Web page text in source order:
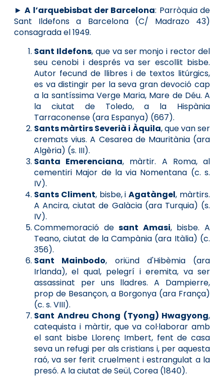
►A l’arquebisbat der Barcelona: Parròquia de
Sant Ildefons a Barcelona (C/ Madrazo 43)
consagrada el 1949.
Sant Ildefons, que va ser monjo i rector del
seu cenobi i després va ser escollit bisbe.
Autor fecund de llibres i de textos litúrgics,
es va distingir per la seva gran devoció cap
a la santíssima Verge Maria, Mare de Déu. A
la ciutat de Toledo, a la Hispània
Tarraconense (ara Espanya) (667).
Sants màrtirs Severià i Àquila, que van ser
cremats vius. A Cesarea de Mauritània (ara
Algèria) (s. III).
Santa Emerenciana, màrtir. A Roma, al
cementiri Major de la via Nomentana (c. s.
IV).
Sants Climent, bisbe, iAgatàngel, màrtirs.
A Ancira, ciutat de Galàcia (ara Turquia) (s.
IV).
Commemoració desant Amasi, bisbe. A
Teano, ciutat de la Campània (ara Itàlia) (c.
356).
Sant Mainbodo, oriünd d'Hibèmia (ara
Irlanda), el qual, pelegrí i eremita, va ser
assassinat per uns lladres. A Dampierre,
prop de Besançon, a Borgonya (ara França)
(c. s. VIII).
Sant Andreu Chong (Tyong) Hwagyong,
catequista i màrtir, que va col·laborar amb
el sant bisbe Llorenç Imbert, fent de casa
seva un refugi per als cristians i, per aquesta
raó, va ser ferit cruelment i estrangulat a la
presó. A la ciutat de Seül, Corea (1840).